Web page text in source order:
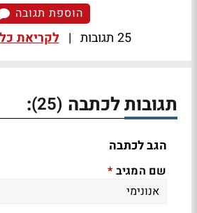
הוספת תגובה
25 תגובות | לקריאת
תגובות לכתבה (25)
:
הגב לכתבה
שם המגיב *